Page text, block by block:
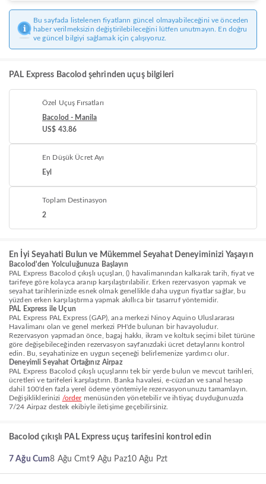
Bu sayfada listelenen fiyatların güncel olmayabileceğini ve önceden
haber verilmeksizin değiştirilebileceğini lütfen unutmayın. En doğru
ve güncel bilgiyi sağlamak için çalışıyoruz.
PAL Express Bacolod şehrinden uçuş bilgileri
Özel Uçuş Fırsatları
Bacolod - Manila
US$ 43.86
En Düşük Ücret Ayı
Eyl
Toplam Destinasyon
2
En İyi Seyahati Bulun ve Mükemmel Seyahat Deneyiminizi Yaşayın
Bacolod'den Yolculuğunuza Başlayın
PAL Express Bacolod çıkışlı uçuşları, () havalimanından kalkarak tarih, fiyat ve
tarifeye göre kolayca aranıp karşılaştırılabilir. Erken rezervasyon yapmak ve
seyahat tarihlerinizde esnek olmak genellikle daha uygun fiyatlar sağlar, bu
yüzden erken karşılaştırma yapmak akıllıca bir tasarruf yöntemidir.
PAL Express ile Uçun
PAL Express PAL Express (GAP), ana merkezi Ninoy Aquino Uluslararası
Havalimanı olan ve genel merkezi PH'de bulunan bir havayoludur.
Rezervasyon yapmadan önce, bagaj hakkı, ikram ve koltuk seçimi bilet türüne
göre değişebileceğinden rezervasyon sayfanızdaki ücret detaylarını kontrol
edin. Bu, seyahatinize en uygun seçeneği belirlemenize yardımcı olur.
Deneyimli Seyahat Ortağınız Airpaz
PAL Express Bacolod çıkışlı uçuşlarını tek bir yerde bulun ve mevcut tarihleri,
ücretleri ve tarifeleri karşılaştırın. Banka havalesi, e-cüzdan ve sanal hesap
dahil 100'den fazla yerel ödeme yöntemiyle rezervasyonunuzu tamamlayın.
Değişikliklerinizi /ordermenüsünden yönetebilir ve ihtiyaç duyduğunuzda
7/24 Airpaz destek ekibiyle iletişime geçebilirsiniz.
Bacolod çıkışlı PAL Express uçuş tarifesini kontrol edin
7 Ağu Cum8 Ağu Cmt9 Ağu Paz10 Ağu Pzt